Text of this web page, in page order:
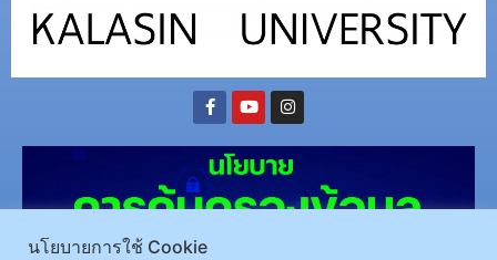
นโยบายการใช้ Cookie